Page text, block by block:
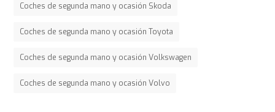
Coches de segunda mano y ocasión Skoda
Coches de segunda mano y ocasión Toyota
Coches de segunda mano y ocasión Volkswagen
Coches de segunda mano y ocasión Volvo